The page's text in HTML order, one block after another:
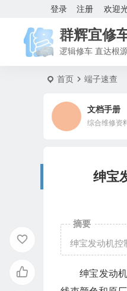
欢迎
登录 注册
群辉宜修
逻辑修车 直达根
首页 端子速查
文档手册
综合维修资
绅宝
摘要
绅宝发动机控
绅宝发动